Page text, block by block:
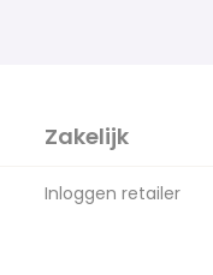
Zakelijk
Inloggen retailer